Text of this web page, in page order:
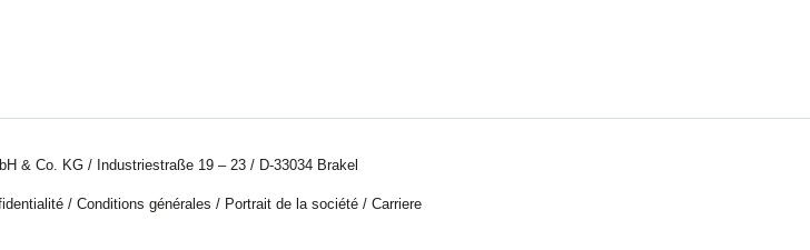
& Co. KG / Industriestraße 19 – 23 / D-33034 Brakel
/ Conditions générales / Portrait de la société/ Carriere